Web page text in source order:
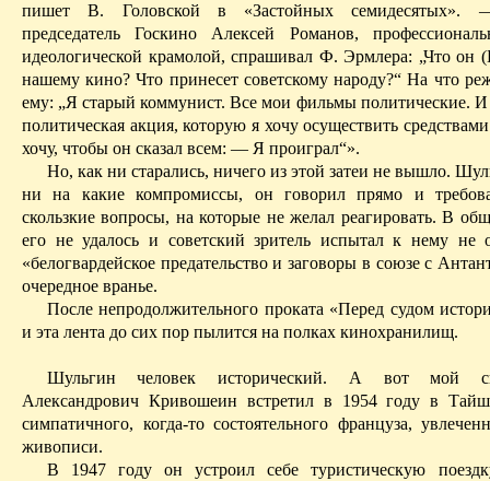
пишет В. Головской в «Застойных семидесятых».
председатель Госкино Алексей Романов,
идеологической крамолой, спраши­вал Ф. Эрмлера: „Что он
нашему кино? Что принесет советскому­ народу?“ На что
ему: „Я старый коммунист. Все мои фильмы политические.
политическая акция, которую я хочу осуществить
хочу, чтобы он сказал всем: — Я проиграл“».
Но, как ни старались, ничего из этой затеи не вышло.
ни на какиекомпромиссы, он говорил прямо и
скользкие вопросы, на которые не желал реагировать. В
его неудалось и советский зритель испытал к нему не
«белогвардейское предательство и заговоры в союзе с
очередное вранье.
После непродолжительного проката «Перед судом
и эта лента до сих пор пылится на полках кинохранилищ.
Шульгин человек исторический. А вот мой
Александрович Кривошеин встретил в 1954 году в
симпатичного, когда-то состоятельного француза,
живописи.
В 1947 году он устроил себе туристическую